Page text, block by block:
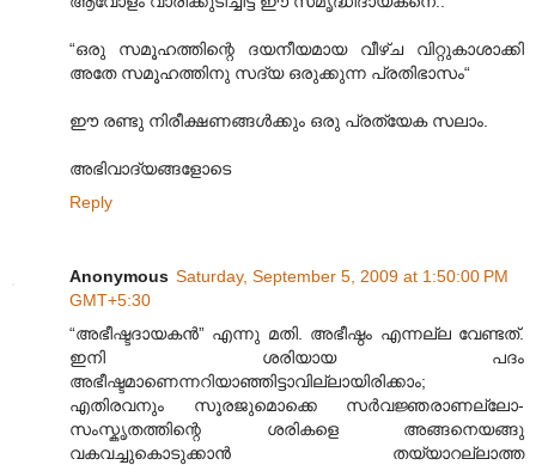
“ഒരു സമൂഹത്തിന്റെ ദയനീയമായ വീഴ്ച വിറ്റുകാശാക്കി
അതേ സമൂഹത്തിനു സദ്യ ഒരുക്കുന്ന പ്രതിഭാസം“
ഈ രണ്ടു നിരീക്ഷണങ്ങള്‍ക്കും ഒരു പ്രത്യേക സലാം.
അഭിവാദ്യങ്ങളോടെ
Reply
Anonymous Saturday, September 5, 2009 at 1:50:00 PM
GMT+5:30
“അഭീഷ്ടദായകൻ” എന്നു മതി. അഭീഷ്ഠം എന്നല്ല വേണ്ടത്.
ഇനി ശരിയായ പദം
അഭീഷ്ടമാണെന്നറിയാഞ്ഞിട്ടാവില്ലായിരിക്കാം;
എതിരവനും സൂരജുമൊക്കെ സർവജ്ഞരാണല്ലോ-
സംസ്കൃതത്തിന്റെ ശരികളെ അങ്ങനെയങ്ങു
വകവച്ചുകൊടുക്കാൻ തയ്യാറല്ലാത്ത